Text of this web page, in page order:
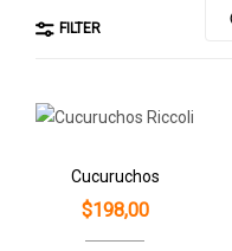
FILTER
Cucuruchos
$198,00